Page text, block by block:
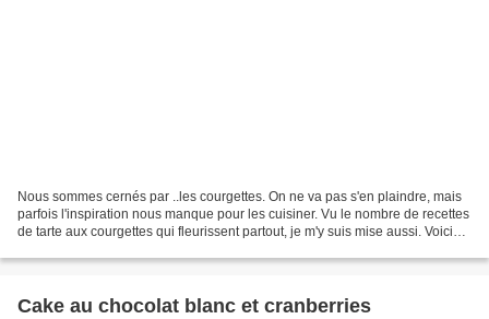
Nous sommes cernés par ..les courgettes. On ne va pas s'en plaindre, mais
parfois l'inspiration nous manque pour les cuisiner. Vu le nombre de recettes
de tarte aux courgettes qui fleurissent partout, je m'y suis mise aussi. Voici
Cake au chocolat blanc et cranberries